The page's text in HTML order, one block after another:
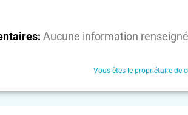
Aucune information
Vous êtes le propriétaire de